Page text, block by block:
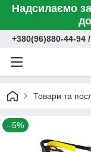
Надсилаємо
+380(96)880-44-94
Товари та
–5%